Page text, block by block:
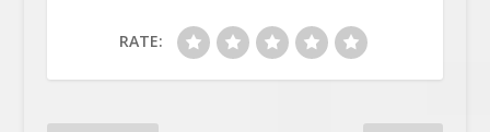
RATE: